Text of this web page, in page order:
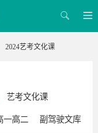
 
2024艺考文化课
艺考文化课
一高二 副驾驶文库